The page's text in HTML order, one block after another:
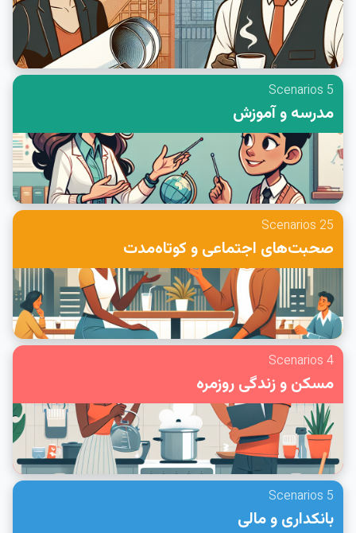
5 Scenarios
مدرسه و آموزش
25 Scenarios
صحبت‌های اجتماعی و کوتاه‌مدت
4 Scenarios
مسکن و زندگی روزمره
5 Scenarios
بانکداری و مالی